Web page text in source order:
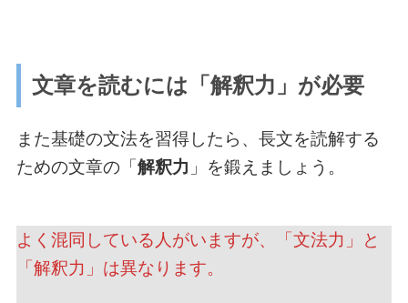
文章を読むには「解釈力」が必要
また基礎の文法を習得したら、長文を読解する
ための文章の「解釈力 」を鍛えましょう。
よく混同している人がいますが、「文法力」と
「解釈力」は異なります。